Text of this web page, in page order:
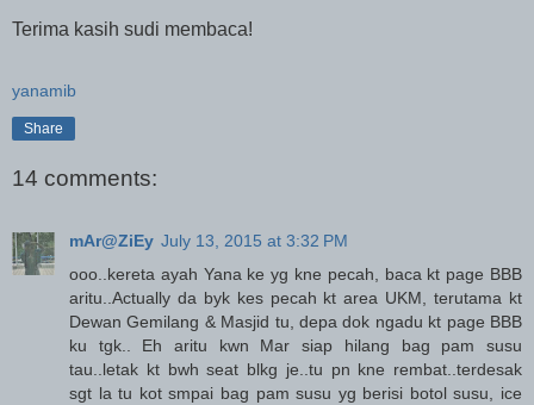
Terima kasih sudi membaca!
yanamib
Share
14 comments:
mAr@ZiEy July 13, 2015 at 3:32 PM
ooo..kereta ayah Yana ke yg kne pecah, baca kt page BBB
aritu..Actually da byk kes pecah kt area UKM, terutama kt
Dewan Gemilang & Masjid tu, depa dok ngadu kt page BBB
ku tgk.. Eh aritu kwn Mar siap hilang bag pam susu
tau..letak kt bwh seat blkg je..tu pn kne rembat..terdesak
sgt la tu kot smpai bag pam susu yg berisi botol susu, ice